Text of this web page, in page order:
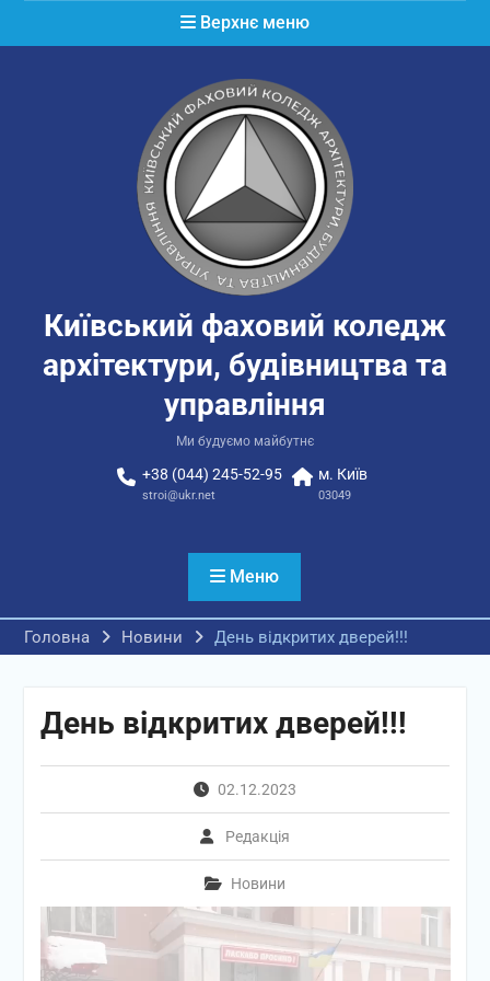
Верхнє меню
Київський фаховий коледж
архітектури, будівництва та
управління
Ми будуємо майбутнє
+38 (044) 245-52-95
stroi@ukr.net
м. Київ
03049
Меню
Головна Новини День відкритих дверей!!!
День відкритих дверей!!!
02.12.2023
Редакція
Новини